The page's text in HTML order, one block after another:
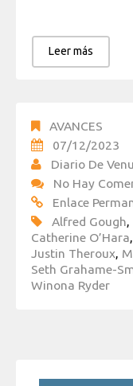
Leer más
AVANCES
07/12/2023
Diario De
No Hay
Enlace
Alfred Gough,
Catherine O’Hara,
Justin Theroux,
Seth Grahame-
Winona Ryder